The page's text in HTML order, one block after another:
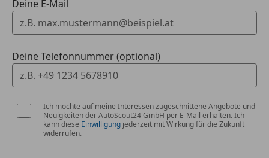
Sitzheizung vorn
Sportsitze vorn
Licht
Tagfahrlicht
Licht- und Regensensor
Multimedia
AUX-IN-Anschluss
Fahrer-Informations-System (FIS)
Deine E-Mail
Deine Telefonnummer (optional)
Ich möchte auf meine Interessen zugeschnittene Angebote und
Neuigkeiten der AutoScout24 GmbH per E-Mail erhalten. Ich
kann diese Einwilligung jederzeit mit Wirkung für die Zukunft
widerrufen.